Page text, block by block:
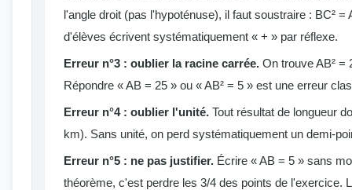
l'angle droit (pas l'hypoténuse), il faut soustraire : BC² =
d'élèves écrivent systématiquement « + » par réflexe.
Erreur n°3 : oublier la racine carrée. On trouve AB² =
Répondre « AB = 25 » ou « AB² = 5 » est une erreur
Erreur n°4 : oublier l'unité. Tout résultat de longueur
km). Sans unité, on perd systématiquement un demi-
Erreur n°5 : ne pas justifier. Écrire « AB = 5 » sans
théorème, c'est perdre les 3/4 des points de l'exercice.